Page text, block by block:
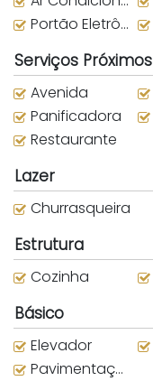
Portão Eletrônico
Serviços Próximos
Avenida
Panificadora
Restaurante
Lazer
Churrasqueira
Estrutura
Cozinha
Básico
Elevador
Pavimentação